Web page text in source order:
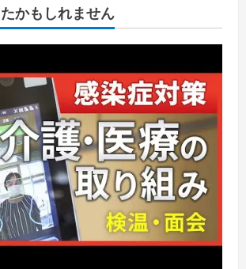
かもしれません